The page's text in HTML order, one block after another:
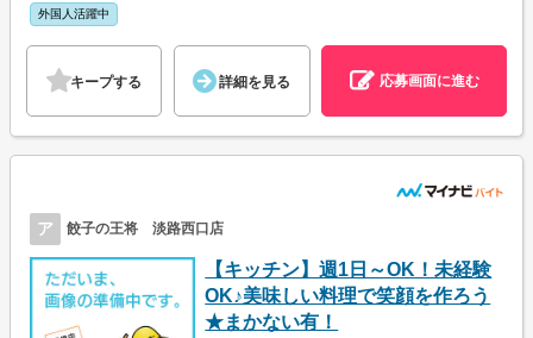
外国人活躍中
キープする 詳細を見る 応募画面に進む
ア 餃子の王将 淡路西口店
【キッチン】週1日～OK！未経験
OK♪美味しい料理で笑顔を作ろう
★まかない有！